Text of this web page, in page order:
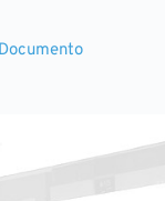
Documento